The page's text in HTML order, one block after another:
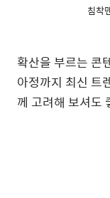
침착
확산을 부르는 콘
아정까지 최신 트
께 고려해 보셔도